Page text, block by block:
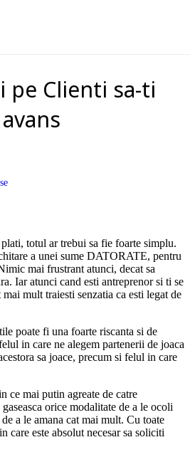
pe Clienti sa-ti
totul ar trebui sa fie foarte simplu.
a unei sume DATORATE, pentru
mai frustrant atunci, decat sa
Iar atunci cand esti antreprenor si ti se
mult traiesti senzatia ca esti legat de
poate fi una foarte riscanta si de
in care ne alegem partenerii de joaca
sa joace, precum si felul in care
ce mai putin agreate de catre
orice modalitate de a le ocoli
a le amana cat mai mult. Cu toate
care este absolut necesar sa soliciti